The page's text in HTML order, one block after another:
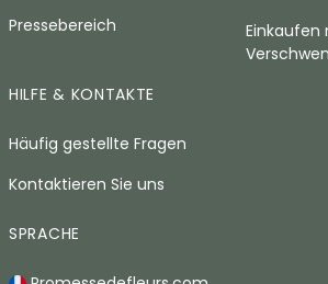
Pressebereich
Einkaufen
HILFE & KONTAKTE
Häufig gestellte Fragen
Kontaktieren Sie uns
SPRACHE